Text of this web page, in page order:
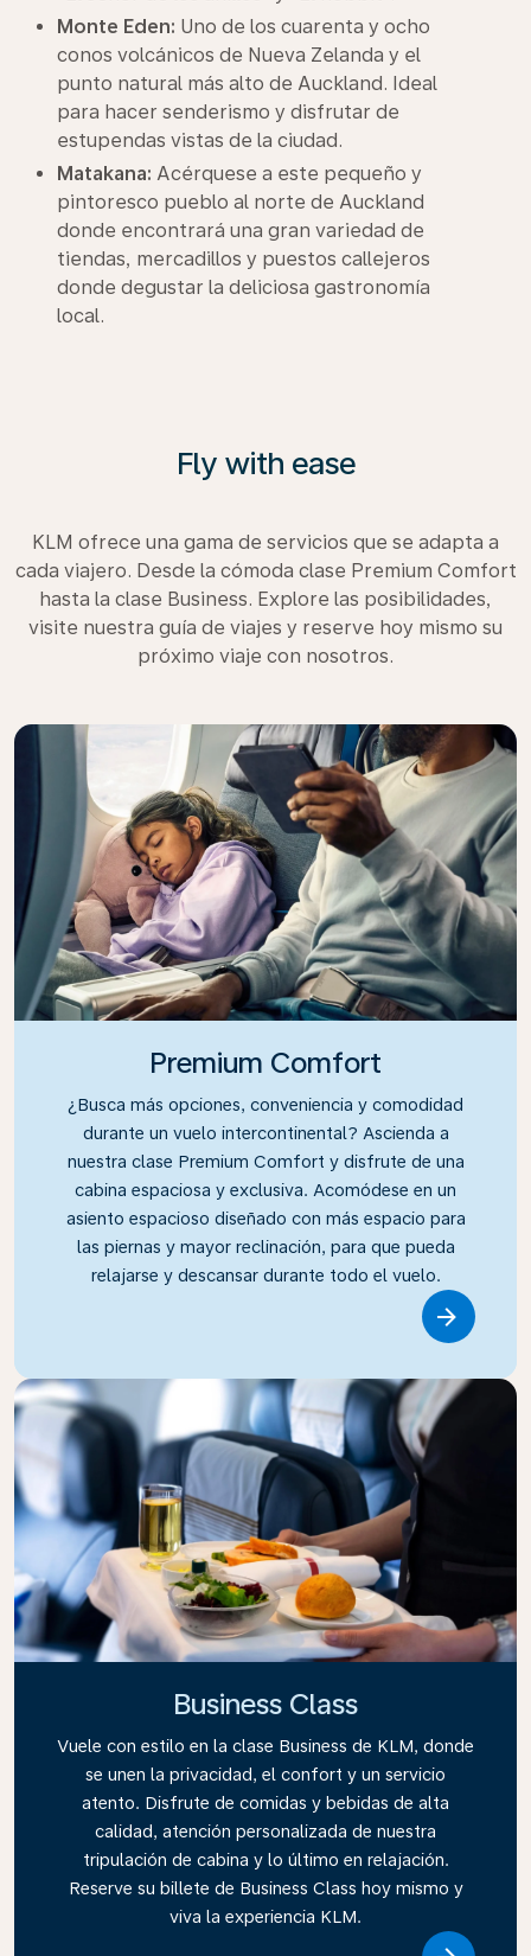
Monte Eden: Uno de los cuarenta y ocho
conos volcánicos de Nueva Zelanda y el
punto natural más alto de Auckland. Ideal
para hacer senderismo y disfrutar de
estupendas vistas de la ciudad.
Matakana: Acérquese a este pequeño y
pintoresco pueblo al norte de Auckland
donde encontrará una gran variedad de
tiendas, mercadillos y puestos callejeros
donde degustar la deliciosa gastronomía
local.
Fly with ease
KLM ofrece una gama de servicios que se adapta a
cada viajero. Desde la cómoda clase Premium Comfort
hasta la clase Business. Explore las posibilidades,
visite nuestra guía de viajes y reserve hoy mismo su
próximo viaje con nosotros.
Premium Comfort
¿Busca más opciones, conveniencia y comodidad
durante un vuelo intercontinental? Ascienda a
nuestra clase Premium Comfort y disfrute de una
cabina espaciosa y exclusiva. Acomódese en un
asiento espacioso diseñado con más espacio para
las piernas y mayor reclinación, para que pueda
relajarse y descansar durante todo el vuelo.
Business Class
Vuele con estilo en la clase Business de KLM, donde
se unen la privacidad, el confort y un servicio
atento. Disfrute de comidas y bebidas de alta
calidad, atención personalizada de nuestra
tripulación de cabina y lo último en relajación.
Reserve su billete de Business Class hoy mismo y
viva la experiencia KLM.